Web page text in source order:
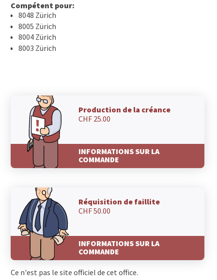
Compétent pour:
8048 Zürich
8005 Zürich
8004 Zürich
8003 Zürich
Production de la créance
CHF 25.00
INFORMATIONS SUR LA
COMMANDE
Réquisition de faillite
CHF 50.00
INFORMATIONS SUR LA
COMMANDE
Ce n'est pas le site officiel de cet office.